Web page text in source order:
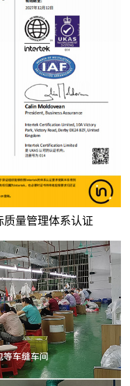
质量管理体系认证